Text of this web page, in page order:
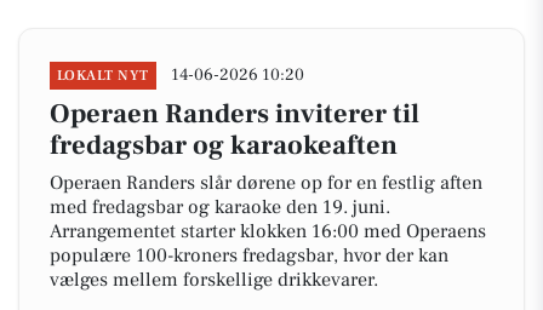
LOKALT NYT 14-06-2026 10:20
Operaen Randers inviterer til
fredagsbar og karaokeaften
Operaen Randers slår dørene op for en festlig aften
med fredagsbar og karaoke den 19. juni.
Arrangementet starter klokken 16:00 med Operaens
populære 100-kroners fredagsbar, hvor der kan
vælges mellem forskellige drikkevarer.